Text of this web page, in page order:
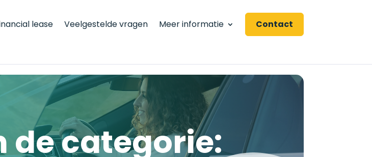
lease Veelgestelde vragen Meer informatie Contact
de categorie: